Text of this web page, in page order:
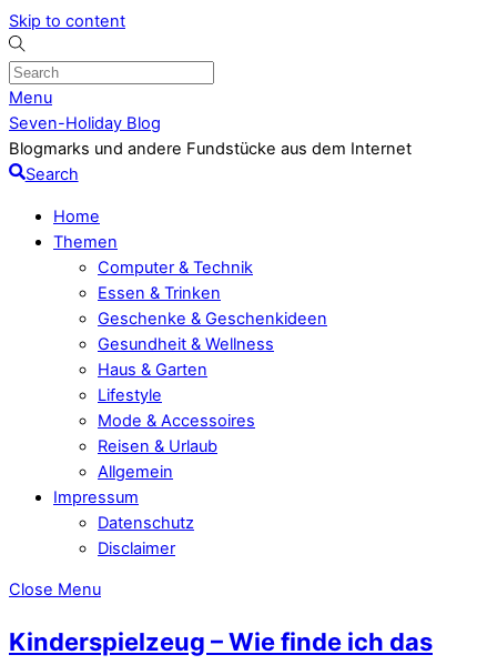
Skip to content
Menu
Seven-Holiday Blog
Blogmarks und andere Fundstücke aus dem Internet
Search
Home
Themen
Computer & Technik
Essen & Trinken
Geschenke & Geschenkideen
Gesundheit & Wellness
Haus & Garten
Lifestyle
Mode & Accessoires
Reisen & Urlaub
Allgemein
Impressum
Datenschutz
Disclaimer
Close Menu
Kinderspielzeug – Wie finde ich das